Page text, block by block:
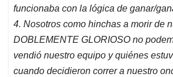
funcionaba con la lógica de ganar/
4. Nosotros como hinchas a morir de
DOBLEMENTE GLORIOSO no
vendió nuestro equipo y quiénes
cuando decidieron correr a nuestro